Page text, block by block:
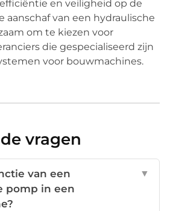
en veiligheid op de
aanschaf van een hydraulische
om te kiezen voor
die gespecialiseerd zijn
voor bouwmachines.
vragen
van een
pomp in een
▼